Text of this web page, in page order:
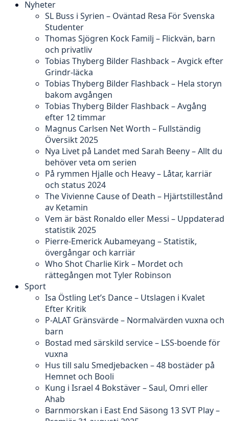
Nyheter
SL Buss i Syrien – Oväntad Resa För Svenska
Studenter
Thomas Sjögren Kock Familj – Flickvän, barn
och privatliv
Tobias Thyberg Bilder Flashback – Avgick efter
Grindr-läcka
Tobias Thyberg Bilder Flashback – Hela storyn
bakom avgången
Tobias Thyberg Bilder Flashback – Avgång
efter 12 timmar
Magnus Carlsen Net Worth – Fullständig
Översikt 2025
Nya Livet på Landet med Sarah Beeny – Allt du
behöver veta om serien
På rymmen Hjalle och Heavy – Låtar, karriär
och status 2024
The Vivienne Cause of Death – Hjärtstillestånd
av Ketamin
Vem är bäst Ronaldo eller Messi – Uppdaterad
statistik 2025
Pierre-Emerick Aubameyang – Statistik,
övergångar och karriär
Who Shot Charlie Kirk – Mordet och
rättegången mot Tyler Robinson
Sport
Isa Östling Let’s Dance – Utslagen i Kvalet
Efter Kritik
P-ALAT Gränsvärde – Normalvärden vuxna och
barn
Bostad med särskild service – LSS-boende för
vuxna
Hus till salu Smedjebacken – 48 bostäder på
Hemnet och Booli
Kung i Israel 4 Bokstäver – Saul, Omri eller
Ahab
Barnmorskan i East End Säsong 13 SVT Play –